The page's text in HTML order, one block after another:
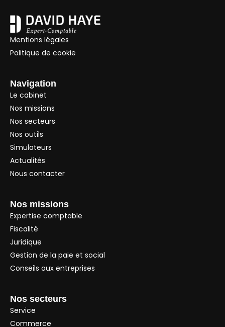
Mentions légales
Politique de cookie
Navigation
Le cabinet
Nos missions
Nos secteurs
Nos outils
Simulateurs
Actualités
Nous contacter
Nos missions
Expertise comptable
Fiscalité
Juridique
Gestion de la paie et social
Conseils aux entreprises
Nos secteurs
Service
Commerce